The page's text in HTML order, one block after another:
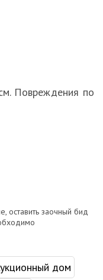
Повреждения по
оставить заочный бид
дом